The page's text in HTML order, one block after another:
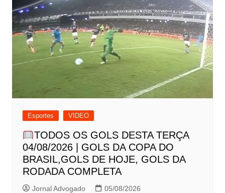
Esportes VIDEO
TODOS OS GOLS DESTA TERÇA
04/08/2026 | GOLS DA COPA DO
BRASIL,GOLS DE HOJE, GOLS DA
RODADA COMPLETA
Jornal Advogado 05/08/2026